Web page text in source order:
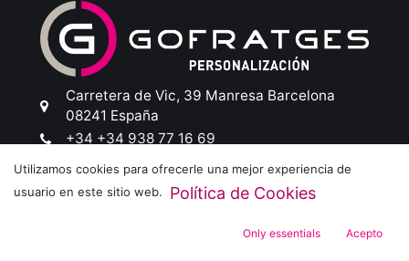
Carretera de Vic, 39 Manresa Barcelona
08241 España
+34 +34 938 77 16 69
info@gofratges.com info@gofratges.com
Utilizamos cookies para ofrecerle una mejor experiencia de
usuario en este sitio web.
Política de Cookies
Only essentials Acepto